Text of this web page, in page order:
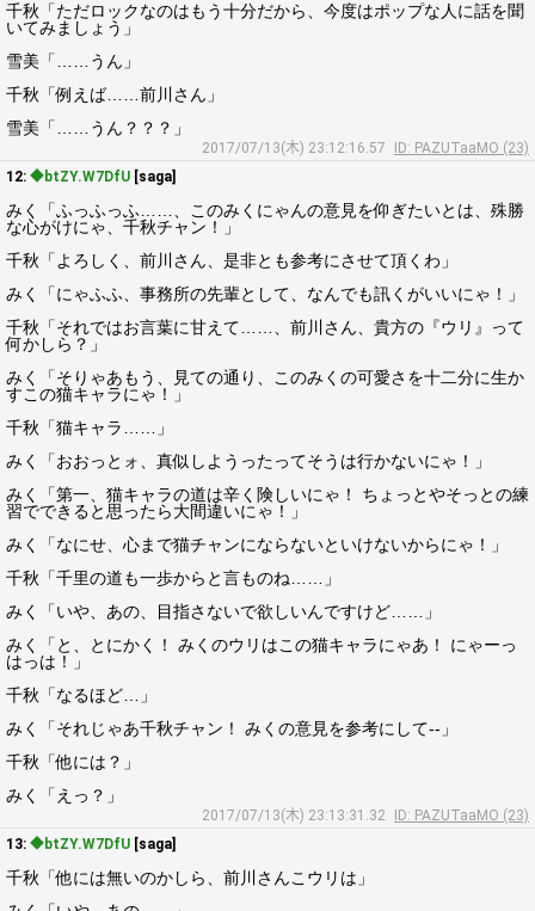
千秋「ただロックなのはもう十分だから、今度はポップな人に話を聞
いてみましょう」
雪美「……うん」
千秋「例えば……前川さん」
雪美「……うん？？？」
2017/07/13(木) 23:12:16.57
ID: PAZUTaaMO (23)
12: ◆btZY.W7DfU [saga]
みく「ふっふっふ……、このみくにゃんの意見を仰ぎたいとは、殊勝
な心がけにゃ、千秋チャン！」
千秋「よろしく、前川さん、是非とも参考にさせて頂くわ」
みく「にゃふふ、事務所の先輩として、なんでも訊くがいいにゃ！」
千秋「それではお言葉に甘えて……、前川さん、貴方の『ウリ』って
何かしら？」
みく「そりゃあもう、見ての通り、このみくの可愛さを十二分に生か
すこの猫キャラにゃ！」
千秋「猫キャラ……」
みく「おおっとォ、真似しようったってそうは行かないにゃ！」
みく「第一、猫キャラの道は辛く険しいにゃ！ ちょっとやそっとの練
習でできると思ったら大間違いにゃ！」
みく「なにせ、心まで猫チャンにならないといけないからにゃ！」
千秋「千里の道も一歩からと言ものね……」
みく「いや、あの、目指さないで欲しいんですけど……」
みく「と、とにかく！ みくのウリはこの猫キャラにゃあ！ にゃーっ
はっは！」
千秋「なるほど…」
みく「それじゃあ千秋チャン！ みくの意見を参考にして--」
千秋「他には？」
みく「えっ？」
2017/07/13(木) 23:13:31.32
ID: PAZUTaaMO (23)
13: ◆btZY.W7DfU [saga]
千秋「他には無いのかしら、前川さんこウリは」